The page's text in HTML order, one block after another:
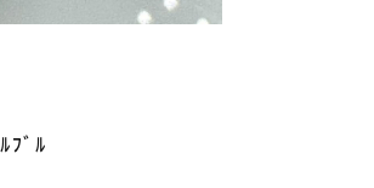
ﾌﾞﾙ